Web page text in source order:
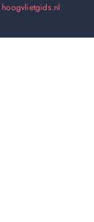
hoogvlietgids.nl